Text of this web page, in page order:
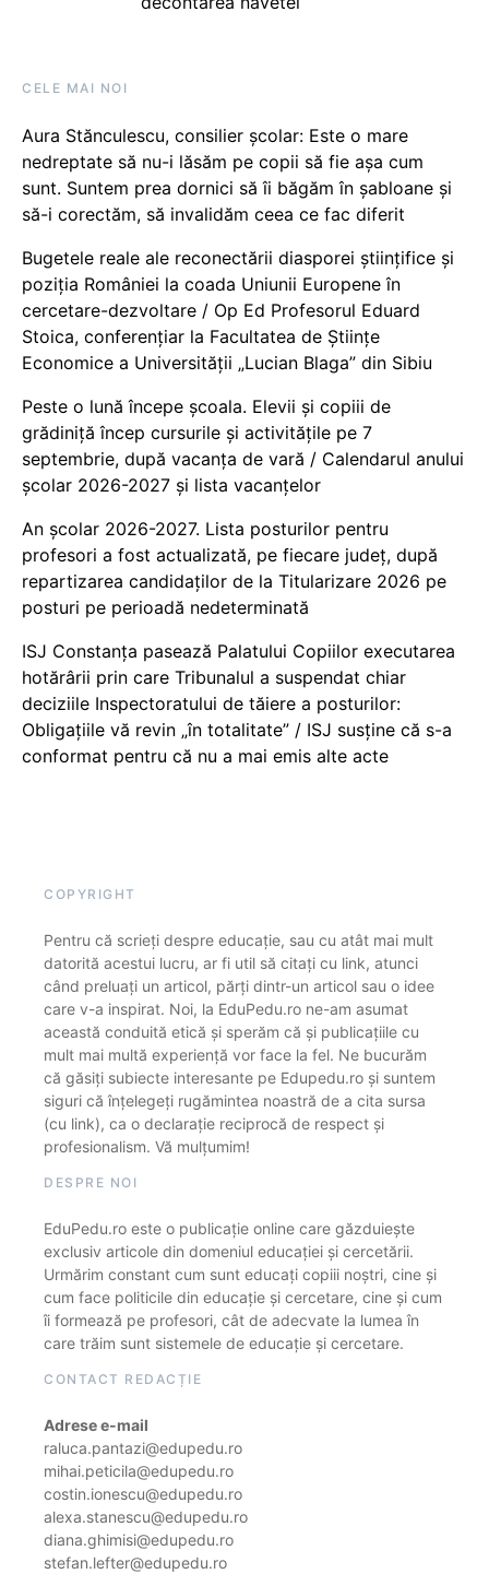
CELE MAI NOI
Aura Stănculescu, consilier școlar: Este o mare
nedreptate să nu-i lăsăm pe copii să fie așa cum
sunt. Suntem prea dornici să îi băgăm în șabloane și
să-i corectăm, să invalidăm ceea ce fac diferit
Bugetele reale ale reconectării diasporei științifice și
poziția României la coada Uniunii Europene în
cercetare-dezvoltare / Op Ed Profesorul Eduard
Stoica, conferențiar la Facultatea de Științe
Economice a Universității „Lucian Blaga” din Sibiu
Peste o lună începe școala. Elevii și copiii de
grădiniță încep cursurile și activitățile pe 7
septembrie, după vacanța de vară / Calendarul anului
școlar 2026-2027 și lista vacanțelor
An școlar 2026-2027. Lista posturilor pentru
profesori a fost actualizată, pe fiecare județ, după
repartizarea candidaților de la Titularizare 2026 pe
posturi pe perioadă nedeterminată
ISJ Constanța pasează Palatului Copiilor executarea
hotărârii prin care Tribunalul a suspendat chiar
deciziile Inspectoratului de tăiere a posturilor:
Obligațiile vă revin „în totalitate” / ISJ susține că s-a
conformat pentru că nu a mai emis alte acte
COPYRIGHT
Pentru că scrieți despre educație, sau cu atât mai mult
datorită acestui lucru, ar fi util să citați cu link, atunci
când preluați un articol, părți dintr-un articol sau o idee
care v-a inspirat. Noi, la EduPedu.ro ne-am asumat
această conduită etică și sperăm că și publicațiile cu
mult mai multă experiență vor face la fel. Ne bucurăm
că găsiți subiecte interesante pe Edupedu.ro și suntem
siguri că înțelegeți rugămintea noastră de a cita sursa
(cu link), ca o declarație reciprocă de respect și
profesionalism. Vă mulțumim!
DESPRE NOI
EduPedu.ro este o publicație online care găzduiește
exclusiv articole din domeniul educației și cercetării.
Urmărim constant cum sunt educați copiii noștri, cine și
cum face politicile din educație și cercetare, cine și cum
îi formează pe profesori, cât de adecvate la lumea în
care trăim sunt sistemele de educație și cercetare.
CONTACT REDACȚIE
Adrese e-mail
raluca.pantazi@edupedu.ro
mihai.peticila@edupedu.ro
costin.ionescu@edupedu.ro
alexa.stanescu@edupedu.ro
diana.ghimisi@edupedu.ro
stefan.lefter@edupedu.ro